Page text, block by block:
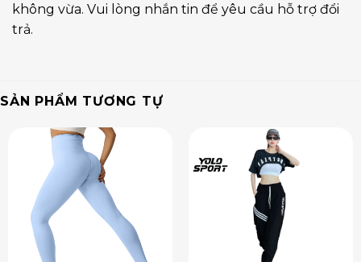
không vừa. Vui lòng nhắn tin để yêu cầu hỗ trợ đổi
trả.
SẢN PHẨM TƯƠNG TỰ